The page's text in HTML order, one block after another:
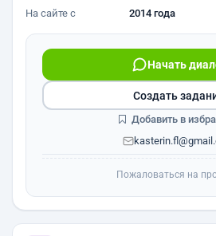
На сайте с 2014 года
Начать
Создать
Добавить в
Пожаловаться на